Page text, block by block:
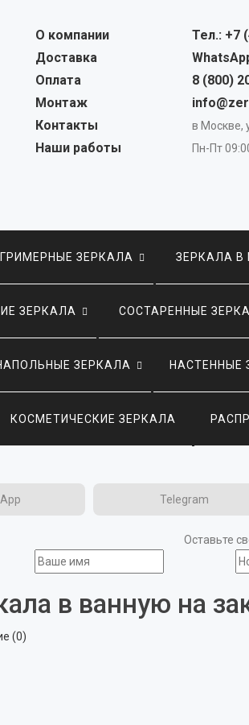
О компании
Доставка
Оплата
Монтаж
Контакты
Наши работы
Тел.: +7
8 (800)
в Москве,
Пн-Пт
ГРИМЕРНЫЕ ЗЕРКАЛА ЗЕРКАЛА В
ЗЕРКАЛА СОСТАРЕННЫЕ
ЗЕРКАЛА НАСТЕННЫЕ
КОСМЕТИЧЕСКИЕ ЗЕРКАЛА
Telegram
Оставьте
в ванную на
(0)